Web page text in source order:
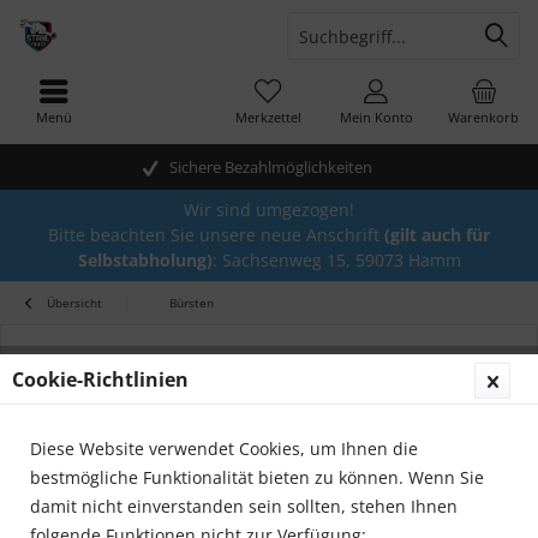
Sichere Bezahlmöglichkeiten
Warenkorb
Merkzettel Mein Konto
Menü
Wir sind umgezogen!
Bitte beachten Sie unsere neue Anschrift (gilt auch für
Selbstabholung): Sachsenweg 15, 59073 Hamm
Übersicht Bürsten
Cookie-Richtlinien
Diese Website verwendet Cookies, um Ihnen die
bestmögliche Funktionalität bieten zu können. Wenn Sie
damit nicht einverstanden sein sollten, stehen Ihnen